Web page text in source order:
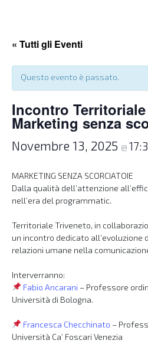
« Tutti gli Eventi
Questo evento è passato.
Incontro
Marketing senza
Novembre 13, 2025 @
MARKETING SENZA SCORCIATOIE
Dalla qualità dell’attenzione
nell’era del programmatic.
Territoriale Triveneto, in
un incontro dedicato all’evoluzione
relazioni umane nella
Interverranno:
Fabio Ancarani – Professore
Università di Bologna.
Francesca Checchinato –
Università Ca’ Foscari Venezia